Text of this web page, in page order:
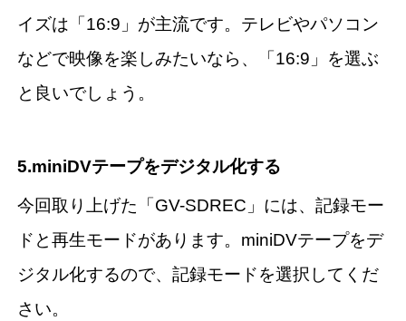
イズは「16:9」が主流です。テレビやパソコン
などで映像を楽しみたいなら、「16:9」を選ぶ
と良いでしょう。
5.miniDVテープをデジタル化する
今回取り上げた「GV-SDREC」には、記録モー
ドと再生モードがあります。miniDVテープをデ
ジタル化するので、記録モードを選択してくだ
さい。